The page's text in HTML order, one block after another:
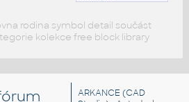
rodina symbol detail součást
kolekce free block library
ARKANCE (CAD